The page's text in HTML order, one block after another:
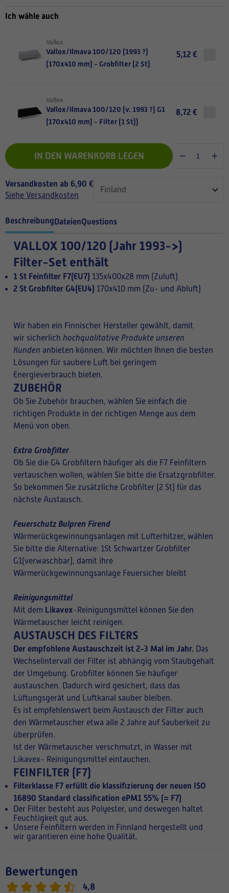
Ich wähle auch
Vallox
Vallox/Ilmava 100/120 (1993 ?)
(170x410 mm) - Grobfilter (2 St)
5,12 €
Vallox
Vallox/Ilmava 100/120 (v. 1993 ?) G1
(170x410 mm) - Filter (1 St))
8,72 €
IN DEN WARENKORB LEGEN
Versandkosten ab 6,90 €
Siehe Versandkosten
BeschreibungDateienQuestions
VALLOX 100/120 (Jahr 1993->)
Filter-Set enthält
1 St Feinfilter F7(EU7) 135x400x28 mm (Zuluft)
2 St Grobfilter G4(EU4) 170x410 mm (Zu- und Abluft)
Wir haben ein Finnischer Hersteller gewählt, damit
wir sicherlich hochqualitative Produkte unseren
Kunden anbieten können. Wir möchten Ihnen die besten
Lösungen für saubere Luft bei geringem
Energieverbrauch bieten.
ZUBEHÖR
Ob Sie Zubehör brauchen, wählen Sie einfach die
richtigen Produkte in der richtigen Menge aus dem
Menü von oben.
Extra Grobfilter
Ob Sie die G4 Grobfiltern häufiger als die F7 Feinfiltern
vertauschen wollen, wählen Sie bitte die Ersatzgrobfilter.
So bekommen Sie zusätzliche Grobfilter (2 St) für das
nächste Austausch.
Feuerschutz Bulpren Firend
Wärmerückgewinnungsanlagen mit Lufterhitzer, wählen
Sie bitte die Alternative: 1St Schwartzer Grobfilter
G1(verwaschbar), damit ihre
Wärmerückgewinnungsanlage Feuersicher bleibt
Reinigungsmittel
Mit dem Likavex-Reinigungsmittel können Sie den
Wärmetauscher leicht reinigen.
AUSTAUSCH DES FILTERS
Der empfohlene Austauschzeit ist 2-3 Mal im Jahr. Das
Wechselintervall der Filter ist abhängig vom Staubgehalt
der Umgebung. Grobfilter können Sie häufiger
austauschen. Dadurch wird gesichert, dass das
Lüftungsgerät und Luftkanal sauber bleiben.
Es ist empfehlenswert beim Austausch der Filter auch
den Wärmetauscher etwa alle 2 Jahre auf Sauberkeit zu
überprüfen.
Ist der Wärmetauscher verschmutzt, in Wasser mit
Likavex- Reinigungsmittel eintauchen.
FEINFILTER (F7)
Filterklasse F7 erfüllt die klassifizierung der neuen ISO
16890 Standard classification ePM1 55% (= F7)
Der Filter besteht aus Polyester, und deswegen haltet
Feuchtigkeit gut aus.
Unsere Feinfiltern werden in Finnland hergestellt und
wir garantieren eine hohe Qualität.
Bewertungen
4,8